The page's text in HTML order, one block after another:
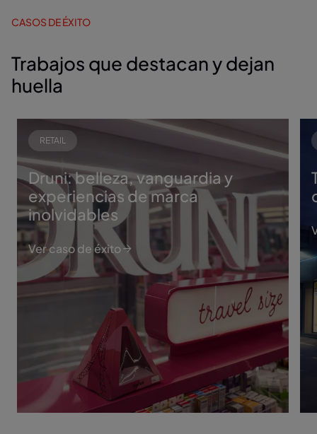
CASOS DE ÉXITO
Trabajos que destacan y dejan
huella
RETAIL
Druni: belleza, vanguardia y
experiencias de marca
inolvidables
Ver caso de éxito